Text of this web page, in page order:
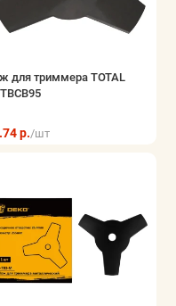
для триммера TOTAL
р./шт